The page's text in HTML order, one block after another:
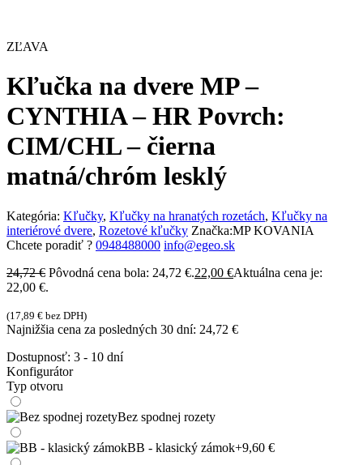
ZĽAVA
Kľučka na dvere MP –
CYNTHIA – HR Povrch:
CIM/CHL – čierna
matná/chróm lesklý
Kategória: Kľučky, Kľučky na hranatých rozetách, Kľučky na
interiérové dvere, Rozetové kľučky Značka:MP KOVANIA
Chcete poradiť ? 0948488000 info@egeo.sk
24,72€ Pôvodná cena bola: 24,72 €.22,00 €Aktuálna cena je:
22,00 €.
(17,89 € bez DPH)
Najnižšia cena za posledných 30 dní: 24,72 €
Dostupnosť: 3 - 10 dní
Konfigurátor
Typ otvoru
Bez spodnej rozety
BB - klasický zámok+9,60 €